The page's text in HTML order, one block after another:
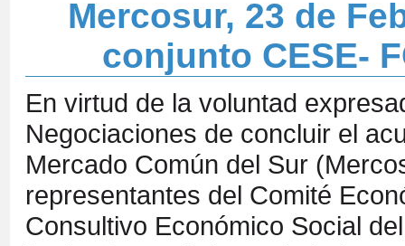
Mercosur, 23 de
conjunto CESE-
En virtud de la voluntad
Negociaciones de concluir el
Mercado Común del Sur
representantes del Comité
Consultivo Económico Social